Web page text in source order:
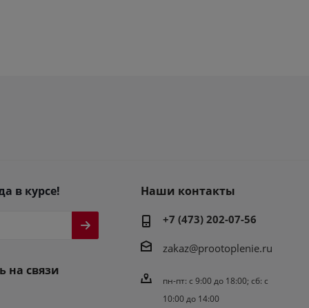
в курсе!
на связи
Наши контакты
+7 (473) 202-07-56
zakaz@prootoplenie.ru
пн-пт: c 9:00 до 18:00; сб: с
10:00 до 14:00